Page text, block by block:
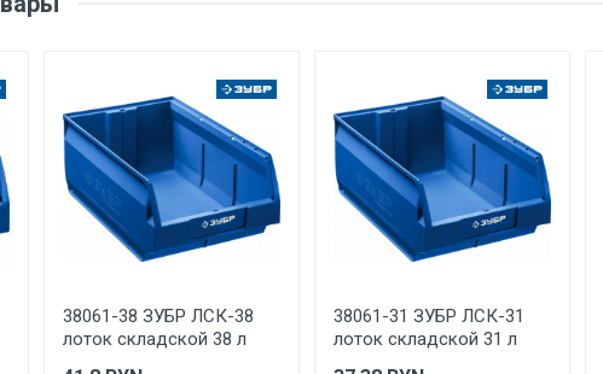
и место
Указан на упаковке / в паспорте товара
Указана на упаковке / в паспорте товара
Указан на упаковке / в паспорте товара
Товар соответствует требованиям технических
сертификата/декларации соответствия
отзыв
38061-38 ЗУБР ЛСК-38
лоток складской 38 л
38061-31 ЗУБР ЛСК-31
лоток складской 31 л